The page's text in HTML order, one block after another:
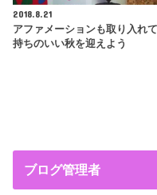
2018.8.21
アファメーションも取り入れ
持ちのいい秋を迎えよう
ブログ管理者